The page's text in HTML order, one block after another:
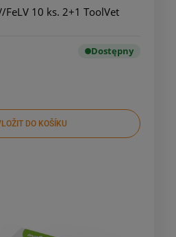
FeLV 10 ks. 2+1 ToolVet
Dostępny
DO KOŠÍKU